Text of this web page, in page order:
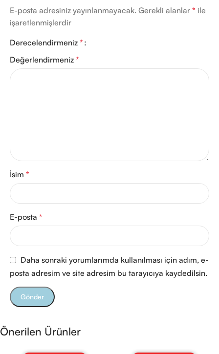
E-posta adresiniz yayınlanmayacak. Gerekli alanlar * ile
işaretlenmişlerdir
Derecelendirmeniz *
Değerlendirmeniz *
İsim *
E-posta *
Daha sonraki yorumlarımda kullanılması için adım, e-
posta adresim ve site adresim bu tarayıcıya kaydedilsin.
Önerilen Ürünler